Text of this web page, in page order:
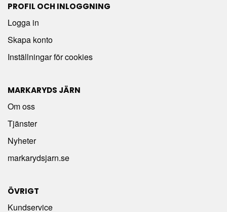
PROFIL OCH INLOGGNING
Logga in
Skapa konto
Inställningar för cookies
MARKARYDS JÄRN
Om oss
Tjänster
Nyheter
markarydsjarn.se
ÖVRIGT
Kundservice